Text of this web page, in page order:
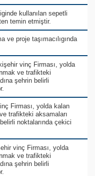
kullanılan sepetli
temin etmiştir.
proje taşımacılıgında
vinç Firması, yolda
ve trafikteki
şehrin belirli
Firması, yolda kalan
trafikteki aksamaları
noktalarında çekici
vinç Firması, yolda
ve trafikteki
şehrin belirli